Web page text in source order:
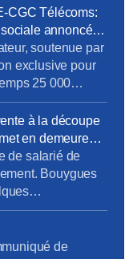
CGC Télécoms:
annoncée
soutenue par
exclusive pour
25 000
ont été
de
à la découpe
en demeure
de salarié de
Bouygues
toute petite partie
? Dans
des
de